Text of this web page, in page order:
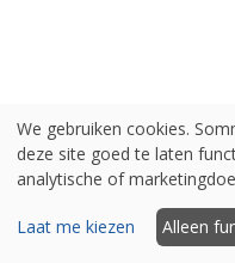
We gebruiken cookies.
deze site goed te laten
analytische of
Laat me kiezen Alleen